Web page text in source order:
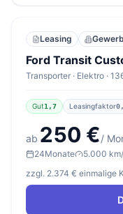
Leasing
Ford Transit
Transporter · Elektro ·
Gut1,7 Leasingfaktor
ab 250 €/
24Monate
5.000
zzgl. 2.374 € einmalige